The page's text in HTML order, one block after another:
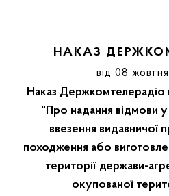
НАКАЗ
від 08
Наказ
"Про надання відмови у
ввезення видавничої
походження або
території держави-
окупованої